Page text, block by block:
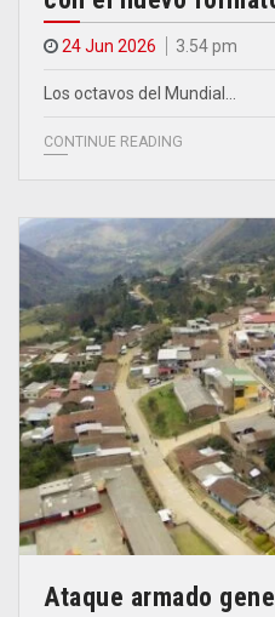
24 Jun 2026 3.54 pm
Los octavos del Mundial…
CONTINUE READING
Ataque armado